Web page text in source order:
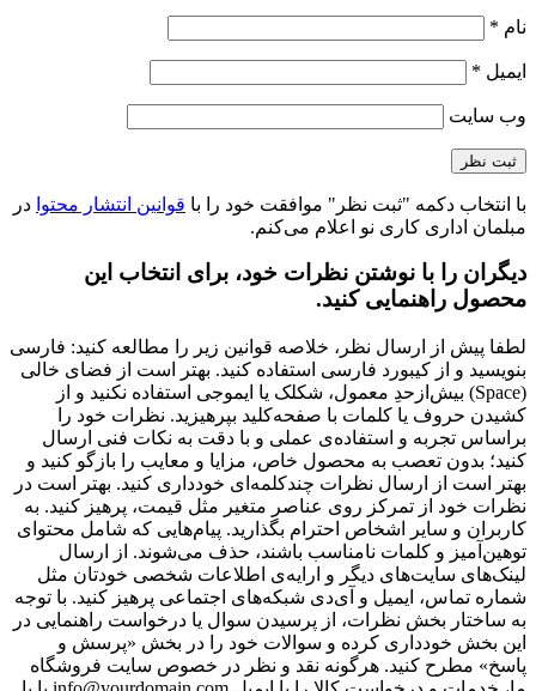
نام *
ایمیل *
وب‌ سایت
با انتخاب دکمه "ثبت نظر" موافقت خود را با قوانین انتشار محتوا در
مبلمان اداری کاری نو اعلام می‌کنم.
دیگران را با نوشتن نظرات خود، برای انتخاب این
محصول راهنمایی کنید.
لطفا پیش از ارسال نظر، خلاصه قوانین زیر را مطالعه کنید: فارسی
بنویسید و از کیبورد فارسی استفاده کنید. بهتر است از فضای خالی
(Space) بیش‌از‌حدِ معمول، شکلک یا ایموجی استفاده نکنید و از
کشیدن حروف یا کلمات با صفحه‌کلید بپرهیزید. نظرات خود را
براساس تجربه و استفاده‌ی عملی و با دقت به نکات فنی ارسال
کنید؛ بدون تعصب به محصول خاص، مزایا و معایب را بازگو کنید و
بهتر است از ارسال نظرات چندکلمه‌‌ای خودداری کنید. بهتر است در
نظرات خود از تمرکز روی عناصر متغیر مثل قیمت، پرهیز کنید. به
کاربران و سایر اشخاص احترام بگذارید. پیام‌هایی که شامل محتوای
توهین‌آمیز و کلمات نامناسب باشند، حذف می‌شوند. از ارسال
لینک‌های سایت‌های دیگر و ارایه‌ی اطلاعات شخصی خودتان مثل
شماره تماس، ایمیل و آی‌دی شبکه‌های اجتماعی پرهیز کنید. با توجه
به ساختار بخش نظرات، از پرسیدن سوال یا درخواست راهنمایی در
این بخش خودداری کرده و سوالات خود را در بخش «پرسش و
پاسخ» مطرح کنید. هرگونه نقد و نظر در خصوص سایت فروشگاه